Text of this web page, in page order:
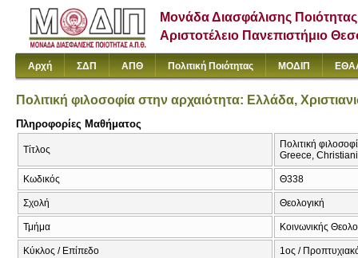
Μονάδα Διασφάλισης Ποιότητας
Αριστοτέλειο Πανεπιστήμιο
Αρχή ΣΔΠ ΑΠΘ Πολιτική Ποιότητας ΜΟΔΙΠ
Πολιτική φιλοσοφία στην αρχαιότητα: Ελλάδα,
Πληροφορίες Μαθήματος
Τίτλος
Πολιτική
Greece,
Κωδικός Θ338
Σχολή Θεολογική
Τμήμα Κοινωνικής
Κύκλος / Επίπεδο 1ος /